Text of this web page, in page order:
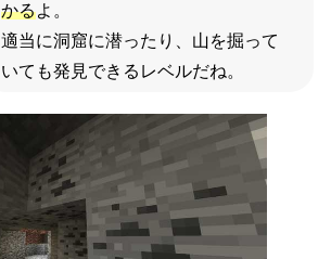
かるよ。
適当に洞窟に潜ったり、山を掘って
いても発見できるレベルだね。